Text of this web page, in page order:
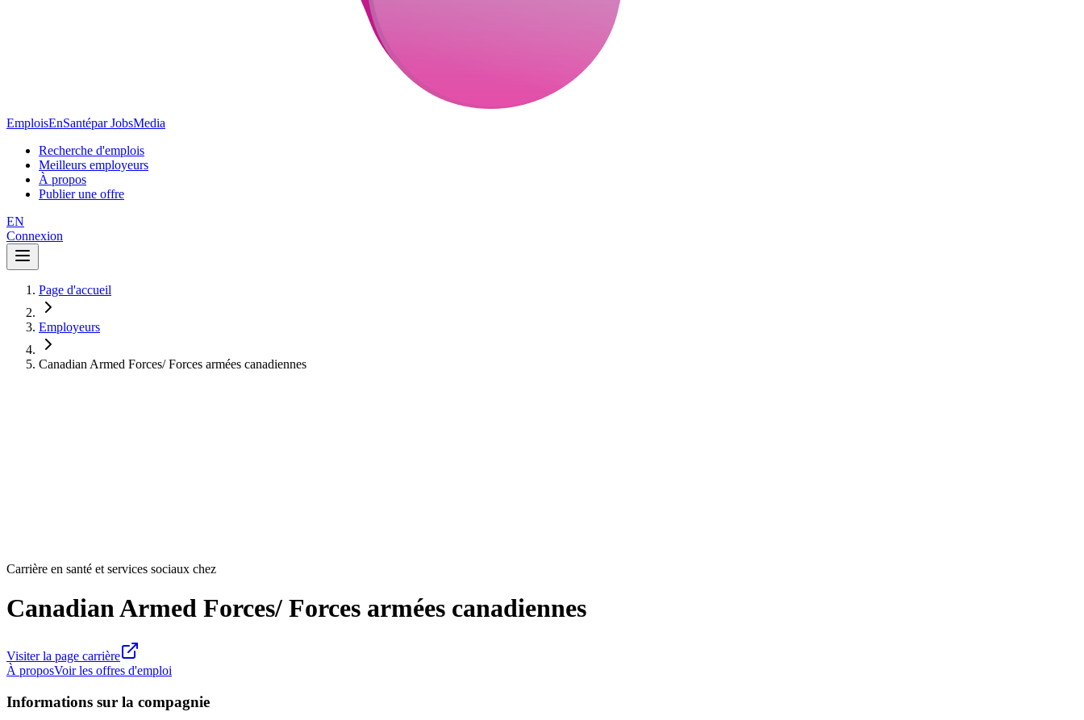
EmploisEnSantépar JobsMedia
Recherche d'emplois
Meilleurs employeurs
À propos
Publier une offre
EN
Connexion
Page d'accueil
Employeurs
Canadian Armed Forces/ Forces armées canadiennes
Carrière en santé et services sociaux chez
Canadian Armed Forces/ Forces armées canadiennes
Visiter la page carrière
À proposVoir les offres d'emploi
Informations sur la compagnie